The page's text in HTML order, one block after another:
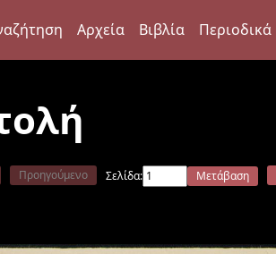
Αρχεία Βιβλία Περιοδικά
Προηγούμενο Σελίδα: Μετάβαση